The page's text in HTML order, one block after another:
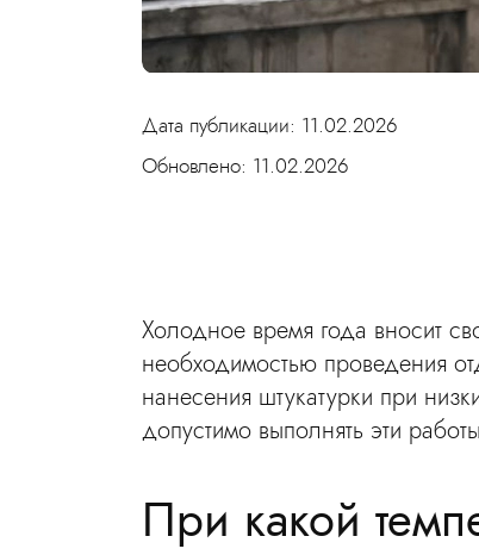
Дата публикации: 11.02.2026
Обновлено: 11.02.2026
Холодное время года вносит
необходимостью проведения
нанесения штукатурки при
допустимо выполнять эти
При какой